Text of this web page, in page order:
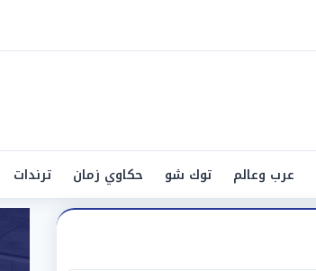
عرب وعالم توك شو حكاوي زمان ترندات